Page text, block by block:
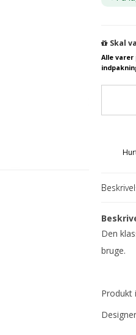
Skal
Alle varer
Den
bruge.
Produkt